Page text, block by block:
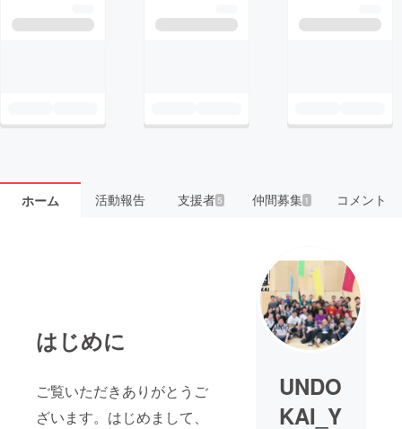
ホーム 活動報告 支援者5 仲間募集 1 コメント
はじめに
ご覧いただきありがとうご
ざいます。はじめまして、
UNDO
KAI_Y